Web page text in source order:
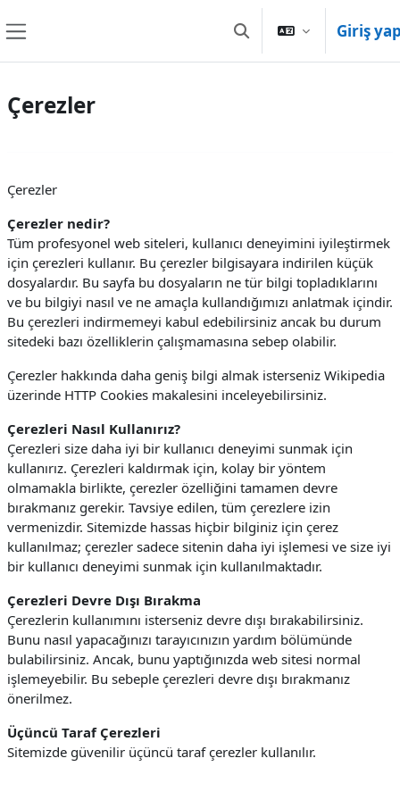
Arama girişini değiştir
Giriş
Çerezler
Çerezler
Çerezler nedir?
Tüm profesyonel web siteleri, kullanıcı deneyimini iyileştirmek
için çerezleri kullanır. Bu çerezler bilgisayara indirilen küçük
dosyalardır. Bu sayfa bu dosyaların ne tür bilgi topladıklarını
ve bu bilgiyi nasıl ve ne amaçla kullandığımızı anlatmak içindir.
Bu çerezleri indirmemeyi kabul edebilirsiniz ancak bu durum
sitedeki bazı özelliklerin çalışmamasına sebep olabilir.
Çerezler hakkında daha geniş bilgi almak isterseniz Wikipedia
üzerinde HTTP Cookies makalesini inceleyebilirsiniz.
Çerezleri Nasıl Kullanırız?
Çerezleri size daha iyi bir kullanıcı deneyimi sunmak için
kullanırız. Çerezleri kaldırmak için, kolay bir yöntem
olmamakla birlikte, çerezler özelliğini tamamen devre
bırakmanız gerekir. Tavsiye edilen, tüm çerezlere izin
vermenizdir. Sitemizde hassas hiçbir bilginiz için çerez
kullanılmaz; çerezler sadece sitenin daha iyi işlemesi ve size iyi
bir kullanıcı deneyimi sunmak için kullanılmaktadır.
Çerezleri Devre Dışı Bırakma
Çerezlerin kullanımını isterseniz devre dışı bırakabilirsiniz.
Bunu nasıl yapacağınızı tarayıcınızın yardım bölümünde
bulabilirsiniz. Ancak, bunu yaptığınızda web sitesi normal
işlemeyebilir. Bu sebeple çerezleri devre dışı bırakmanız
önerilmez.
Üçüncü Taraf Çerezleri
Sitemizde güvenilir üçüncü taraf çerezler kullanılır.